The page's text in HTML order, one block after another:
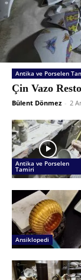
Antika ve Porselen
Çin Vazo
Bülent Dönmez - 2
Antika ve Porselen
Tamiri
Ansiklopedi